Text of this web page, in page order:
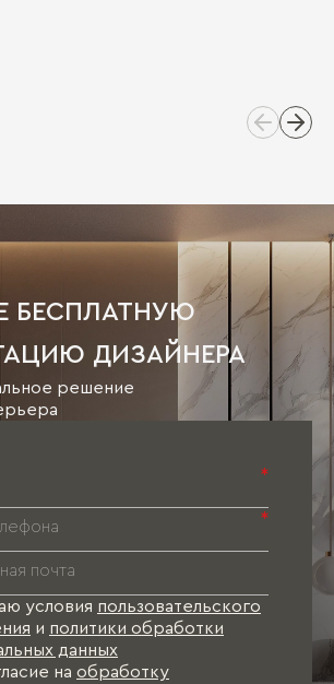
БЕСПЛАТНУЮ
ДИЗАЙНЕРА
решение
*
*
условия пользовательского
и политики обработки
данных
на обработку